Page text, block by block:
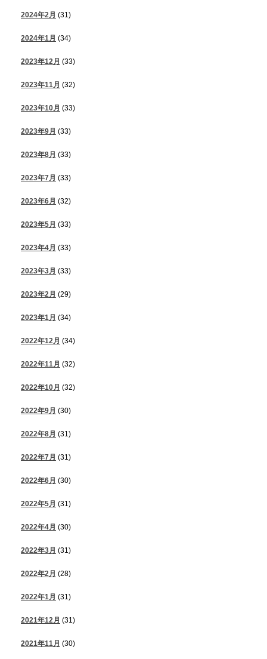
2024年2月 (31)
2024年1月 (34)
2023年12月 (33)
2023年11月 (32)
2023年10月 (33)
2023年9月 (33)
2023年8月 (33)
2023年7月 (33)
2023年6月 (32)
2023年5月 (33)
2023年4月 (33)
2023年3月 (33)
2023年2月 (29)
2023年1月 (34)
2022年12月 (34)
2022年11月 (32)
2022年10月 (32)
2022年9月 (30)
2022年8月 (31)
2022年7月 (31)
2022年6月 (30)
2022年5月 (31)
2022年4月 (30)
2022年3月 (31)
2022年2月 (28)
2022年1月 (31)
2021年12月 (31)
2021年11月 (30)